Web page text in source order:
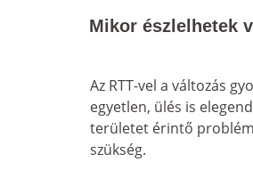
Mikor észlelhetek
Az RTT-vel a változás
egyetlen, ülés is
területet érintő
szükség.